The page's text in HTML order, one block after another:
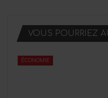
VOUS POURRIEZ
ÉCONOMIE